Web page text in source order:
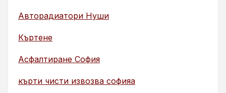
Авторадиатори Нуши
Къртене
Асфалтиране София
кърти чисти извозва софияа